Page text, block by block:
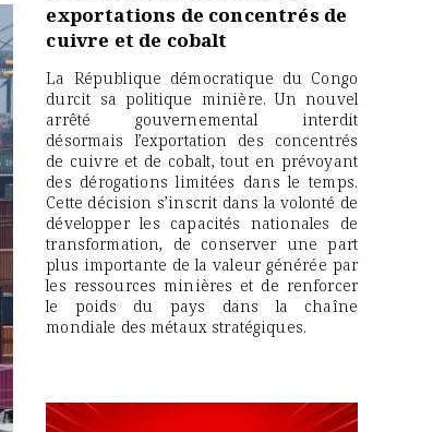
exportations de concentrés de
cuivre et de cobalt
La République démocratique du Congo
durcit sa politique minière. Un nouvel
arrêté gouvernemental interdit
désormais l’exportation des concentrés
de cuivre et de cobalt, tout en prévoyant
des dérogations limitées dans le temps.
Cette décision s’inscrit dans la volonté de
développer les capacités nationales de
transformation, de conserver une part
plus importante de la valeur générée par
les ressources minières et de renforcer
le poids du pays dans la chaîne
mondiale des métaux stratégiques.